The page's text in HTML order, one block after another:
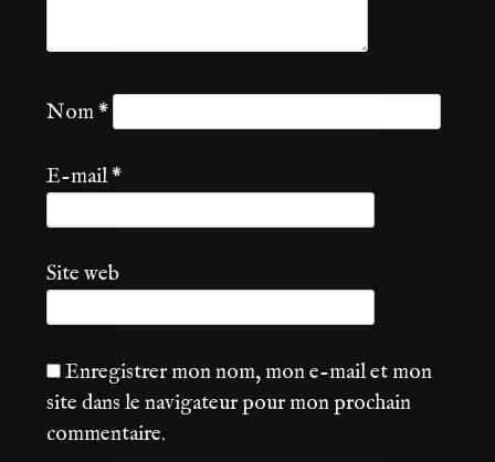
Nom*
E-mail*
Site web
Enregistrer mon nom, mon e-mail et mon
site dans le navigateur pour mon prochain
commentaire.